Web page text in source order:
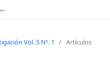
Vol. 5 Nº. 1
/ Artículos